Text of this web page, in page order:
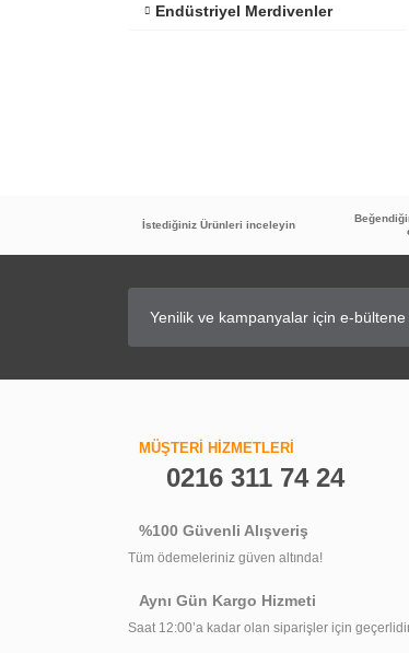
Endüstriyel Merdivenler
İstediğiniz Ürünleri inceleyin
MÜŞTERİ HİZMETLERİ
0216 311 74 24
%100 Güvenli Alışveriş
Tüm ödemeleriniz güven altında!
Aynı Gün Kargo Hizmeti
Saat 12:00’a kadar olan siparişler için